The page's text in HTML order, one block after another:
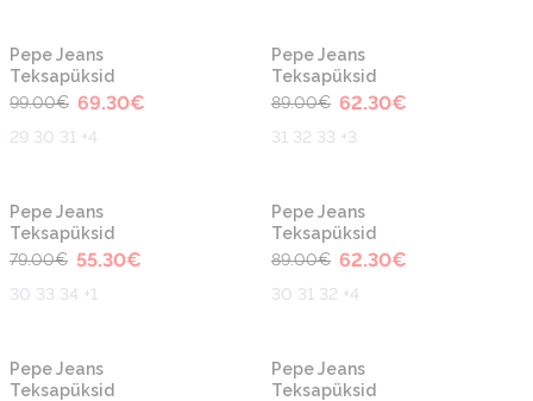
-30%
Pepe Jeans
Teksapüksid
99.00€ 69.30€
29 30 31 +4
-30%
Pepe Jeans
Teksapüksid
89.00€ 62.30€
31 32 33 +3
-30%
Pepe Jeans
Teksapüksid
79.00€ 55.30€
30 33 34 +1
-30%
Pepe Jeans
Teksapüksid
89.00€ 62.30€
30 31 32 +4
-30%
Pepe Jeans
Teksapüksid
-30%
Pepe Jeans
Teksapüksid